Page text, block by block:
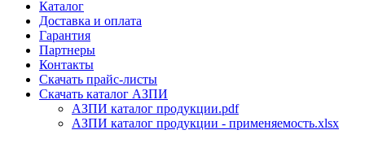
Каталог
Доставка и оплата
Гарантия
Партнеры
Контакты
Скачать прайс-листы
Скачать каталог АЗПИ
АЗПИ каталог продукции.pdf
АЗПИ каталог продукции - применяемость.xlsx